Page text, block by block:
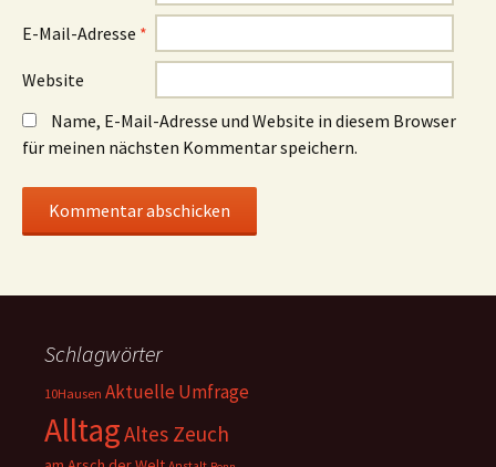
E-Mail-Adresse *
Website
Name, E-Mail-Adresse und Website in diesem Browser
für meinen nächsten Kommentar speichern.
Schlagwörter
10Hausen Aktuelle Umfrage
AlltagAltes Zeuch